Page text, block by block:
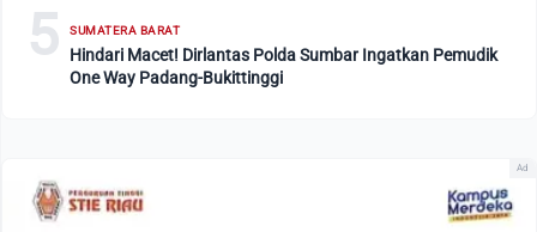
5 SUMATERA BARAT
Hindari Macet! Dirlantas Polda Sumbar Ingatkan Pemudik
One Way Padang-Bukittinggi
Ad